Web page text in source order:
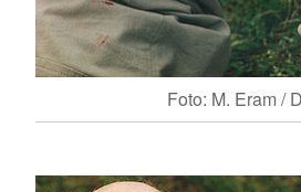
Foto: M. Eram /